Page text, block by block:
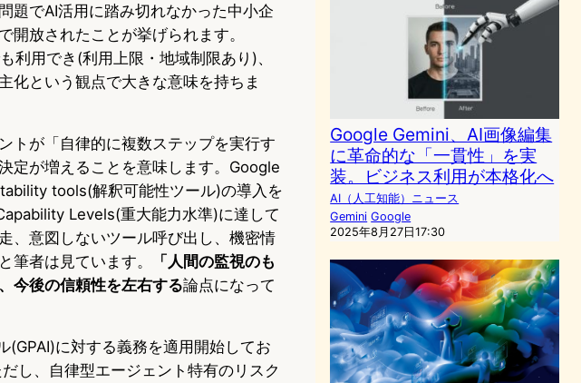
題でAI活用に踏み切れなかった中小企
放されたことが挙げられます。
利用でき(利用上限・地域制限あり)、
化という観点で大きな意味を持ちま
トが「自律的に複数ステップを実行す
定が増えることを意味します。Google
tools(解釈可能性ツール)の導入を
Levels(重大能力水準)に達して
、意図しないツール呼び出し、機密情
筆者は見ています。
「人間の監視のも
今後の信頼性を左右する論点になって
に対する義務を適用開始してお
し、自律型エージェント特有のリスク
Google Gemini、AI画像編集
に革命的な「一貫性」を実
装。ビジネス利用が本格化へ
AI（人工知能）ニュース
Gemini Google
2025年8月27日17:30